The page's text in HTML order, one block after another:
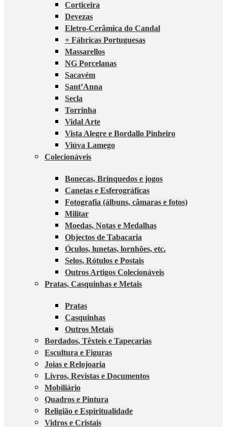
Corticeira
Devezas
Eletro-Cerâmica do Candal
+ Fábricas Portuguesas
Massarellos
NG Porcelanas
Sacavém
Sant’Anna
Secla
Torrinha
Vidal Arte
Vista Alegre e Bordallo Pinheiro
Viúva Lamego
Colecionáveis
Bonecas, Brinquedos e jogos
Canetas e Esferográficas
Fotografia (álbuns, câmaras e fotos)
Militar
Moedas, Notas e Medalhas
Objectos de Tabacaria
Óculos, lunetas, lornhões, etc.
Selos, Rótulos e Postais
Outros Artigos Colecionáveis
Pratas, Casquinhas e Metais
Pratas
Casquinhas
Outros Metais
Bordados, Têxteis e Tapeçarias
Escultura e Figuras
Joias e Relojoaria
Livros, Revistas e Documentos
Mobiliário
Quadros e Pintura
Religião e Espiritualidade
Vidros e Cristais